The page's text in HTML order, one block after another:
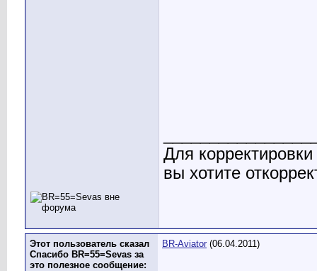
Для
вы хотите
Этот пользователь сказал
Спасибо BR=55=Sevas за
это полезное сообщение:
BR-Aviator (06.04.2011)